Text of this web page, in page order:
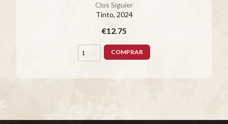
Clos Siguier
Tinto, 2024
€12.75
COMPRAR